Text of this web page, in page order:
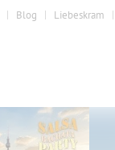
Blog Liebeskram